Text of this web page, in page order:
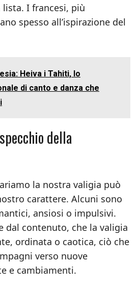
I francesi, più
spesso all’ispirazione del
Heiva i Tahiti, lo
di canto e danza che
della
la nostra valigia può
carattere. Alcuni sono
ansiosi o impulsivi.
dal contenuto, che la valigia
ordinata o caotica, ciò che
verso nuove
e cambiamenti.